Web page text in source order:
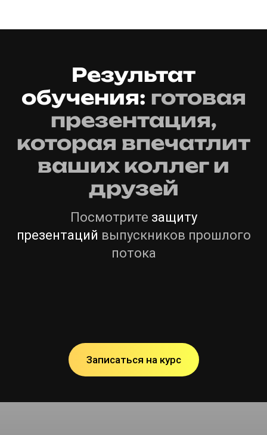
Результат
обучения: готовая
презентация,
которая впечатлит
ваших коллег и
друзей
Посмотрите защиту
презентаций выпускников прошлого
потока
Записаться на курс